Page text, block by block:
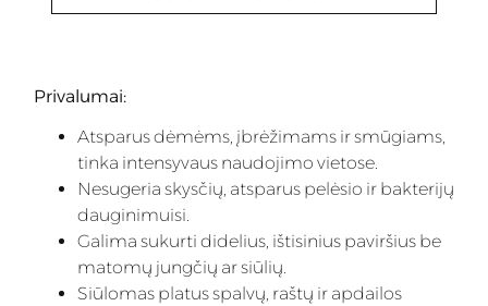
Privalumai:
Atsparus dėmėms, įbrėžimams ir smūgiams,
tinka intensyvaus naudojimo vietose.
Nesugeria skysčių, atsparus pelėsio ir bakterijų
dauginimuisi.
Galima sukurti didelius, ištisinius paviršius be
matomų jungčių ar siūlių.
Siūlomas platus spalvų, raštų ir apdailos